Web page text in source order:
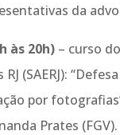
da
às 20h)– curso
(SAERJ):
por
Prates